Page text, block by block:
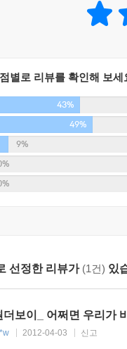
별로 리뷰를 확인해 보세
43%
49%
9%
선정한 리뷰가 (1건) 있
더보이_ 어쩌면 우리가
2012-04-03 신고